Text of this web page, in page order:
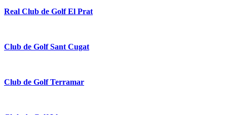
Real Club de Golf El Prat
Club de Golf Sant Cugat
Club de Golf Terramar